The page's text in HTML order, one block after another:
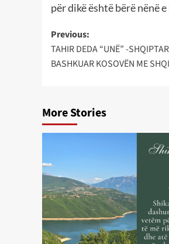
për dikë është bërë nënë
Post
navigation
Previous:
TAHIR DEDA “UNË” -
BASHKUAR KOSOVËN ME
More Stories